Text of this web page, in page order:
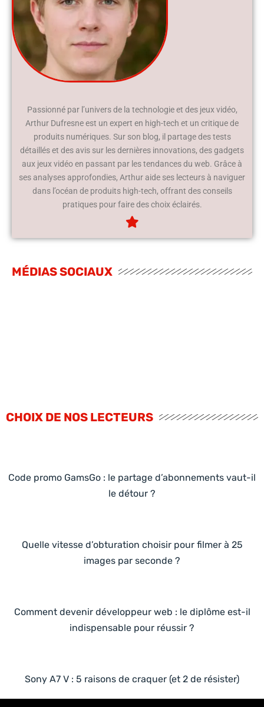
Passionné par l’univers de la technologie et des jeux vidéo,
Arthur Dufresne est un expert en high-tech et un critique de
produits numériques. Sur son blog, il partage des tests
détaillés et des avis sur les dernières innovations, des gadgets
aux jeux vidéo en passant par les tendances du web. Grâce à
ses analyses approfondies, Arthur aide ses lecteurs à naviguer
dans l’océan de produits high-tech, offrant des conseils
pratiques pour faire des choix éclairés.
MÉDIAS SOCIAUX
CHOIX DE NOS LECTEURS
Code promo GamsGo : le partage d’abonnements vaut-il
le détour ?
Quelle vitesse d’obturation choisir pour filmer à 25
images par seconde ?
Comment devenir développeur web : le diplôme est-il
indispensable pour réussir ?
Sony A7 V : 5 raisons de craquer (et 2 de résister)